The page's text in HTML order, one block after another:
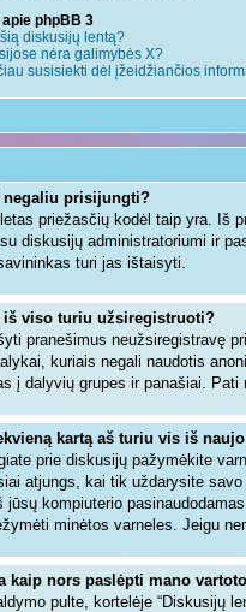
phpBB 3
diskusijų lentą?
nėra galimybės X?
susisiekti dėl įžeidžiančios
negaliu prisijungti?
priežasčių kodėl taip yra. Iš
diskusijų administratoriumi ir
turi jas ištaisyti.
iš viso turiu užsiregistruoti?
pranešimus neužsiregistravę
kuriais negali naudotis
į dalyvių grupes ir panašiai.
kartą aš turiu vis iš
prie diskusijų pažymėkite
atjungs, kai tik uždarysite
jūsų kompiuterio
minėtos varneles. Jeigu
kaip nors paslėpti mano
pulte, kortelėje “Diskusijų